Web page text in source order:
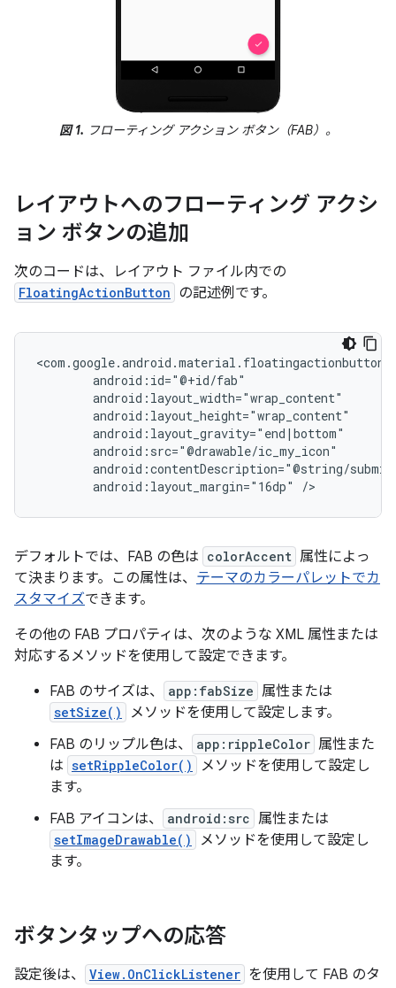
図 1. フローティング アクション ボタン（FAB）。
レイアウトへのフローティング アクシ
ョン ボタンの追加
次のコードは、レイアウト ファイル内での
FloatingActionButton の記述例です。
android:layout_margin="16dp" />
デフォルトでは、FAB の色は colorAccent 属性によっ
て決まります。この属性は、 テーマのカラーパレットでカ
スタマイズできます。
その他の FAB プロパティは、次のような XML 属性または
対応するメソッドを使用して設定できます。
FAB のサイズは、
app:fabSize 属性または
setSize()
メソッドを使用して設定します。
FAB のリップル色は、
app:rippleColor 属性また
は setRippleColor()
メソッドを使用して設定し
ます。
FAB アイコンは、
android:src 属性または
setImageDrawable()
メソッドを使用して設定し
ます。
ボタンタップへの応答
設定後は、 View.OnClickListener を使用して FAB のタ